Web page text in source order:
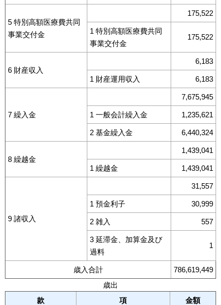
5 特別高額医療費共同
事業交付金
175,522
1 特別高額医療費共同
事業交付金
175,522
6 財産収入
6,183
1 財産運用収入 6,183
7 繰入金
7,675,945
1 一般会計繰入金 1,235,621
2 基金繰入金 6,440,324
8 繰越金
1,439,041
1 繰越金 1,439,041
9 諸収入
31,557
1 預金利子 30,999
2 雑入 557
3 延滞金、加算金及び
過料
1
歳入合計
786,619,449
歳出
款
項 金額